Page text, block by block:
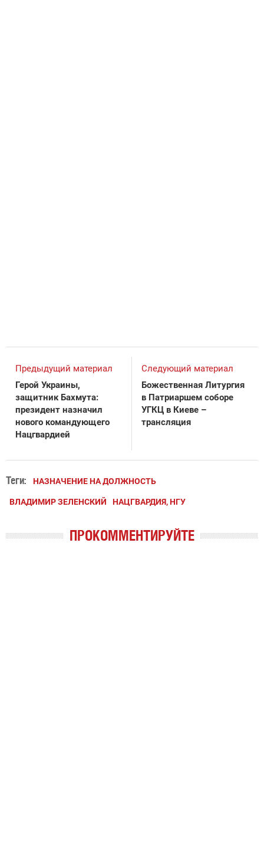
Предыдущий материал
Герой Украины,
защитник Бахмута:
президент назначил
нового командующего
Нацгвардией
Следующий материал
Божественная Литургия
в Патриаршем соборе
УГКЦ в Киеве –
трансляция
Теги: НАЗНАЧЕНИЕ НА ДОЛЖНОСТЬ
ВЛАДИМИР ЗЕЛЕНСКИЙ НАЦГВАРДИЯ, НГУ
ПРОКОММЕНТИРУЙТЕ